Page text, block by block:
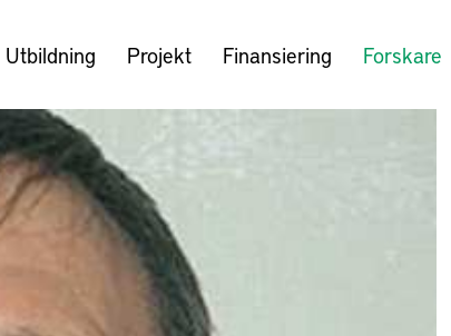
Utbildning Projekt Finansiering Forskare